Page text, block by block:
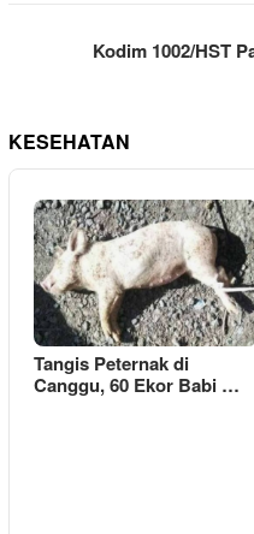
Kodim 1002/HST
KESEHATAN
Tangis Peternak di
Canggu, 60 Ekor Babi …